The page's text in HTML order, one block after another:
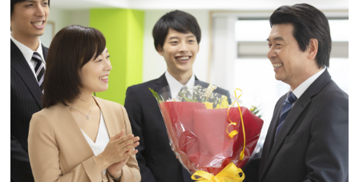
南福岡駅前店
イオンSENRITO店（KOHYO並び）
ばんしゅう西脇店
お客様の声
よくある質問
会社概要